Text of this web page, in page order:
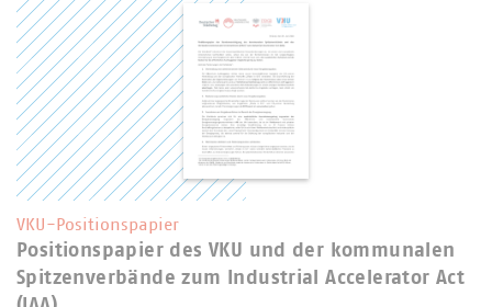
VKU-Positionspapier
Positionspapier des VKU und der kommunalen
Spitzenverbände zum Industrial Accelerator Act